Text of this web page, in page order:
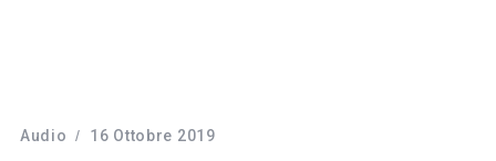
Audio 16 Ottobre 2019